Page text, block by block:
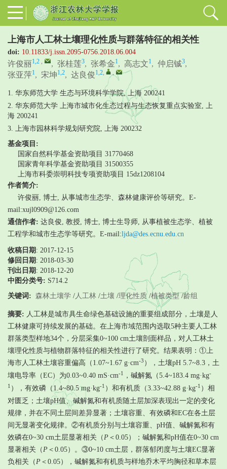
上海市人工林土壤理化性质与群落特征的相关性
doi: 10.11833/j.issn.2095-0756.2018.06.004
许俊丽1,2 , , 张桂莲3, 张希金1, 高志文1, 仲启铖3,
张亚萍1, 宋坤1,2, 达良俊1,2, ,
1. 华东师范大学 生态与环境科学学院, 上海 200241
2. 华东师范大学 上海市城市化生态过程与生态恢复重点实验室, 上
海 200241
3. 上海市园林科学规划研究院, 上海 200232
基金项目:
国家自然科学基金资助项目 31770468
国家青年科学基金资助项目 31500355
上海市科委崇明科技专项资助项目 15dz1208104
作者简介:
许俊丽, 博士, 从事城市生态学、森林健康评价等研究。E-
mail:xujl0909@126.com
通信作者: 达良俊, 教授, 博士, 博士生导师, 从事植被生态学、植被
工程学和城市生态学等研究。E-mail:ljda@des.ecnu.edu.cn
收稿日期 : 2017-12-15
修回日期 : 2018-03-30
刊出日期 : 2018-12-20
中图分类号: S714.2
关键词: 森林土壤学 / 人工林 /土壤 /理化性质 /植被类型 /龄组
摘要: 人工林是城市具生命绿色基础设施的重要组成部分，土壤是人
工林健康可持续发展的基础。在上海市域范围内选取5种主要人工林
群落类型样地34个，分层采集0~100 cm土壤剖面样品，对人工林土
壤理化性质与植物群落特征的相关性进行了研究。结果表明：①上
海市人工林土壤容重偏高（1.07~1.67 g·cm-3 ），土壤pH 5.7~8.3，土
壤电导率（EC）为0.03~0.40 mS·cm-1 ，碱解氮（5.4~183.4 mg·kg-
1 ），有效磷（1.4~80.5 mg·kg-1 ）和有机质（3.33~42.88 g·kg-1 ）相
对匮乏；土壤pH值、碱解氮和有机质随土层加深表现出一定的变化
规律，并在不同土层间差异显著；土壤容重、有效磷和EC在各土层
间无显著变化规律。②有机质分别与土壤容重、pH值、碱解氮和有
效磷在0~30 cm土层显著相关（ P ＜0.05）；碱解氮和pH值在0~30 cm
显著相关（ P ＜0.05）。③0~10 cm土层，群落郁闭度与土壤EC显著
负相关（ P ＜0.05），碱解氮和有机质与样地乔木平均胸径和草本层